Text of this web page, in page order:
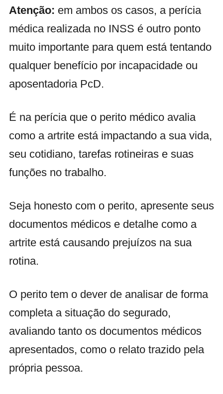
Atenção: em ambos os casos, a perícia
médica realizada no INSS é outro ponto
muito importante para quem está tentando
qualquer benefício por incapacidade ou
aposentadoria PcD.
É na perícia que o perito médico avalia
como a artrite está impactando a sua vida,
seu cotidiano, tarefas rotineiras e suas
funções no trabalho.
Seja honesto com o perito, apresente seus
documentos médicos e detalhe como a
artrite está causando prejuízos na sua
rotina.
O perito tem o dever de analisar de forma
completa a situação do segurado,
avaliando tanto os documentos médicos
apresentados, como o relato trazido pela
própria pessoa.